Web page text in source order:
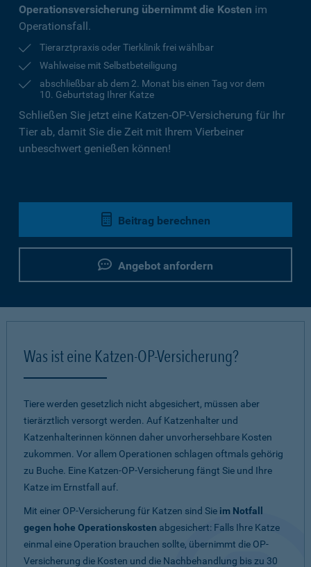
Operationsversicherung übernimmt die Kosten im
Operationsfall.
Tierarztpraxis oder Tierklinik frei wählbar
Wahlweise mit Selbstbeteiligung
abschließbar ab dem 2. Monat bis einen Tag vor dem
10. Geburtstag Ihrer Katze
Schließen Sie jetzt eine Katzen-OP-Versicherung für Ihr
Tier ab, damit Sie die Zeit mit Ihrem Vierbeiner
unbeschwert genießen können!
Beitrag berechnen
Angebot anfordern
Was ist eine Katzen-OP-Versicherung?
Tiere werden gesetzlich nicht abgesichert, müssen aber
tierärztlich versorgt werden. Auf Katzenhalter und
Katzenhalterinnen können daher unvorhersehbare Kosten
zukommen. Vor allem Operationen schlagen oftmals gehörig
zu Buche. Eine Katzen-OP-Versicherung fängt Sie und Ihre
Katze im Ernstfall auf.
Mit einer OP-Versicherung für Katzen sind Sie im Notfall
gegen hohe Operationskosten abgesichert: Falls Ihre Katze
einmal eine Operation brauchen sollte, übernimmt die OP-
Versicherung die Kosten und die Nachbehandlung bis zu 30